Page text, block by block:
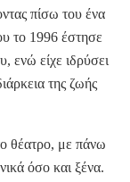
πίσω του ένα
το 1996 έστησε
ενώ είχε ιδρύσει
της ζωής
θέατρο, με πάνω
όσο και ξένα.